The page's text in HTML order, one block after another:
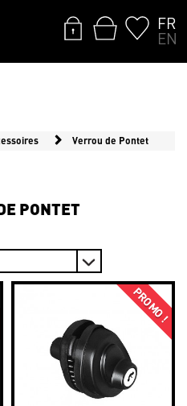
FR
EN
Verrou de Pontet
PONTET
PROMO !